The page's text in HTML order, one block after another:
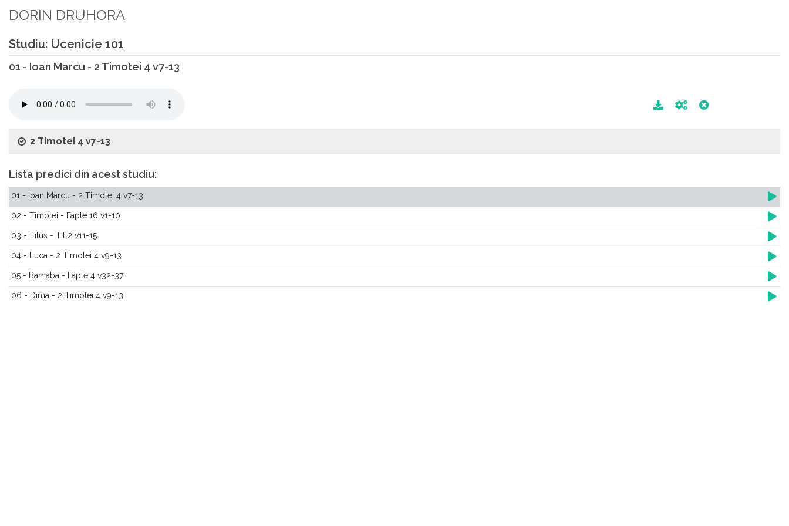
DORIN DRUHORA
Studiu: Ucenicie 101
01 - Ioan Marcu - 2 Timotei 4 v7-13
2 Timotei 4 v7-13
Lista predici din acest studiu:
01 - Ioan Marcu - 2 Timotei 4 v7-13
02 - Timotei - Fapte 16 v1-10
03 - Titus - Tit 2 v11-15
04 - Luca - 2 Timotei 4 v9-13
05 - Barnaba - Fapte 4 v32-37
06 - Dima - 2 Timotei 4 v9-13